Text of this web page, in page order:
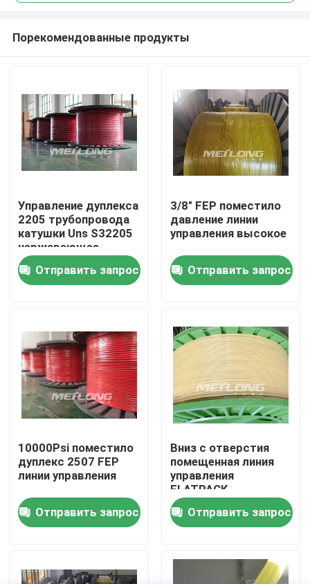
Продукты
Видео
Путешествие фабрики
Проверка качества
Свяжитесь мы
Гидравлическая линия управления
Порекомендованные продукты
Управление дуплекса
2205 трубопровода
катушки Uns S32205
нержавеющее
помещенное TPV
Отправить запрос
3/8" FEP поместило
давление линии
управления высокое
Отправить запрос
10000Psi поместило
дуплекс 2507 FEP
линии управления
Отправить запрос
Вниз с отверстия
помещенная линия
управления
FLATPACK
Отправить запрос